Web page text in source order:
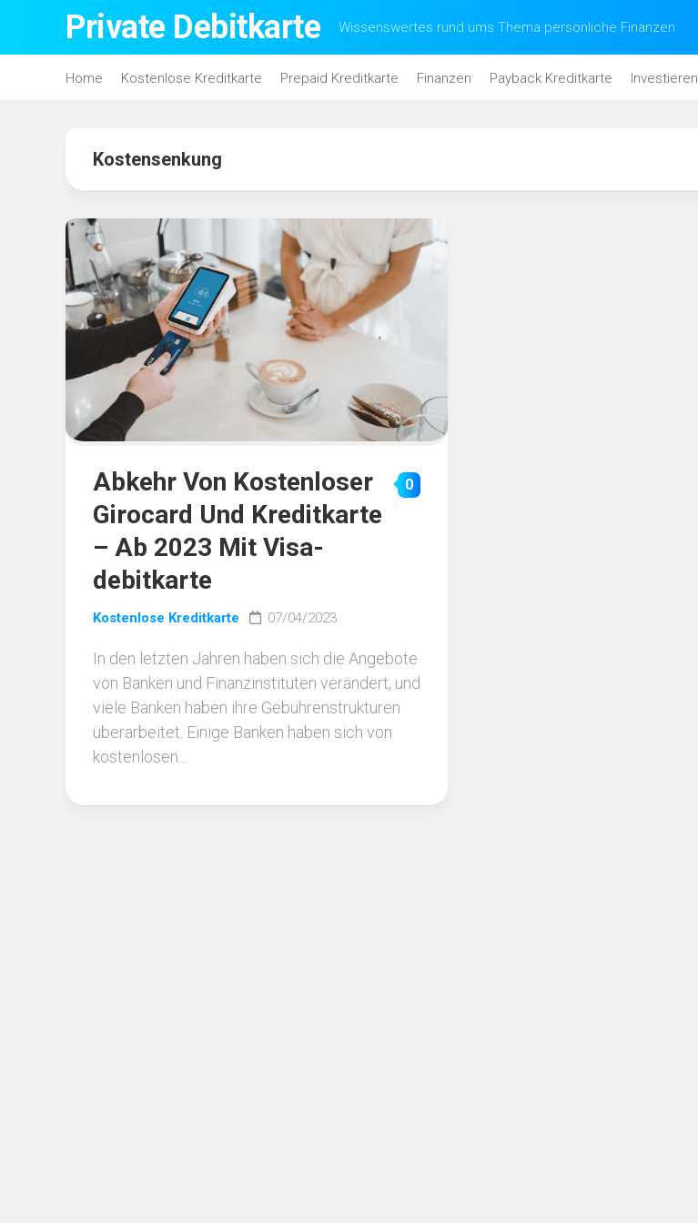
Private Debitkarte Wissenswertes rund ums Thema persönliche Finanzen
Home Kostenlose Kreditkarte Prepaid Kreditkarte Finanzen Payback Kreditkarte Investieren
Kostensenkung
Abkehr Von Kostenloser
Girocard Und Kreditkarte
– Ab 2023 Mit Visa-
debitkarte
0
Kostenlose Kreditkarte 07/04/2023
In den letzten Jahren haben sich die Angebote
von Banken und Finanzinstituten verändert, und
viele Banken haben ihre Gebührenstrukturen
überarbeitet. Einige Banken haben sich von
kostenlosen...